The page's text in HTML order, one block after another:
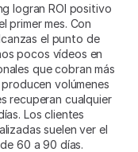
logran ROI positivo
primer mes. Con
el punto de
pocos vídeos en
que cobran más
volúmenes
recuperan cualquier
Los clientes
suelen ver el
60 a 90 días.